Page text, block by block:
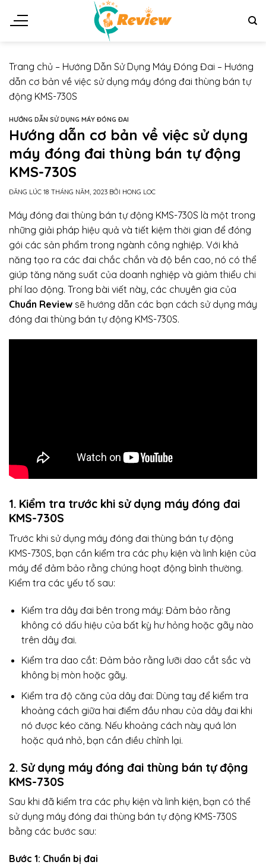
đến
Trang chủ – Hướng Dẫn Sử Dụng Máy Đóng Đai – Hướng
dẫn cơ bản về việc sử dụng máy đóng đai thùng bán tự
động KMS-730S
HƯỚNG DẪN SỬ DỤNG MÁY ĐÓNG ĐAI
Hướng dẫn cơ bản về việc sử dụng
máy đóng đai thùng bán tự động
KMS-730S
ĐĂNG LÚC 18 THÁNG NĂM, 2023 BỞI HONG LOC
Máy đóng đai thùng bán tự động KMS-730S là một trong
những giải pháp hiệu quả và tiết kiệm thời gian để đóng
gói các sản phẩm trong ngành công nghiệp. Với khả
năng tạo ra các đai chắc chắn và độ bền cao, nó có thể
giúp tăng năng suất của doanh nghiệp và giảm thiểu chi
phí lao động. Trong bài viết này, các chuyên gia của
Chuẩn Review sẽ hướng dẫn các bạn cách sử dụng máy
đóng đai thùng bán tự động KMS-730S.
1. Kiểm tra trước khi sử dụng máy đóng đai
KMS-730S
Trước khi sử dụng máy đóng đai thùng bán tự động
KMS-730S, bạn cần kiểm tra các phụ kiện và linh kiện của
máy để đảm bảo rằng chúng hoạt động bình thường.
Kiểm tra các yếu tố sau:
Kiểm tra dây đai bên trong máy: Đảm bảo rằng
không có dấu hiệu của bất kỳ hư hỏng hoặc gãy nào
trên dây đai.
Kiểm tra dao cắt: Đảm bảo rằng lưỡi dao cắt sắc và
không bị mòn hoặc gãy.
Kiểm tra độ căng của dây đai: Dùng tay để kiểm tra
khoảng cách giữa hai điểm đầu nhau của dây đai khi
nó được kéo căng. Nếu khoảng cách này quá lớn
hoặc quá nhỏ, bạn cần điều chỉnh lại.
2. Sử dụng máy đóng đai thùng bán tự động
KMS-730S
Sau khi đã kiểm tra các phụ kiện và linh kiện, bạn có thể
sử dụng máy đóng đai thùng bán tự động KMS-730S
bằng các bước sau:
Bước 1: Chuẩn bị đai